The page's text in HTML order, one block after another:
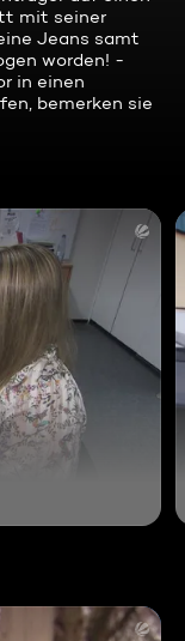
mit seiner
Jeans samt
worden! -
in einen
bemerken sie